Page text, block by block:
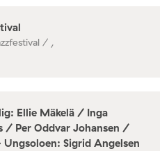
/ ,
Ellie Mäkelä / Inga
/ Per Oddvar Johansen /
Ungsoloen: Sigrid Angelsen